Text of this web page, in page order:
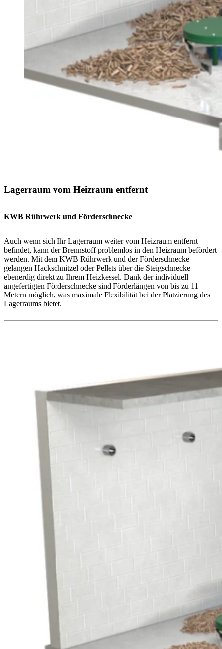
Lagerraum vom Heizraum entfernt
KWB Rührwerk und Förderschnecke
Auch wenn sich Ihr Lagerraum weiter vom Heizraum entfernt
befindet, kann der Brennstoff problemlos in den Heizraum befördert
werden. Mit dem KWB Rührwerk und der Förderschnecke
gelangen Hackschnitzel oder Pellets über die Steigschnecke
ebenerdig direkt zu Ihrem Heizkessel. Dank der individuell
angefertigten Förderschnecke sind Förderlängen von bis zu 11
Metern möglich, was maximale Flexibilität bei der Platzierung des
Lagerraums bietet.